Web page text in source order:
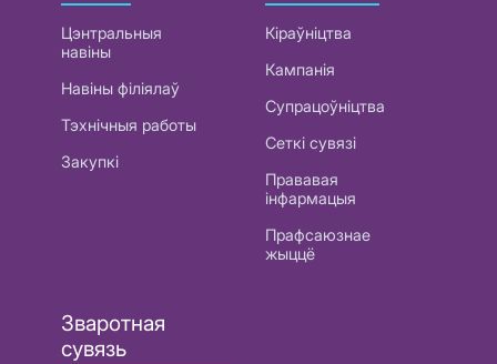
Цэнтральныя
навіны
Навіны філіялаў
Тэхнічныя работы
Закупкі
Кіраўніцтва
Кампанія
Супрацоўніцтва
Сеткі сувязі
Прававая
інфармацыя
Прафсаюзнае
жыццё
Зваротная
сувязь